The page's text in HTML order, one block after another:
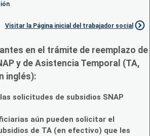
Visitar la Página inicial del trabajador social
en el trámite de reemplazo de
y de Asistencia Temporal (TA,
inglés):
solicitudes de subsidios SNAP
aún pueden solicitar el
de TA (en efectivo) que les